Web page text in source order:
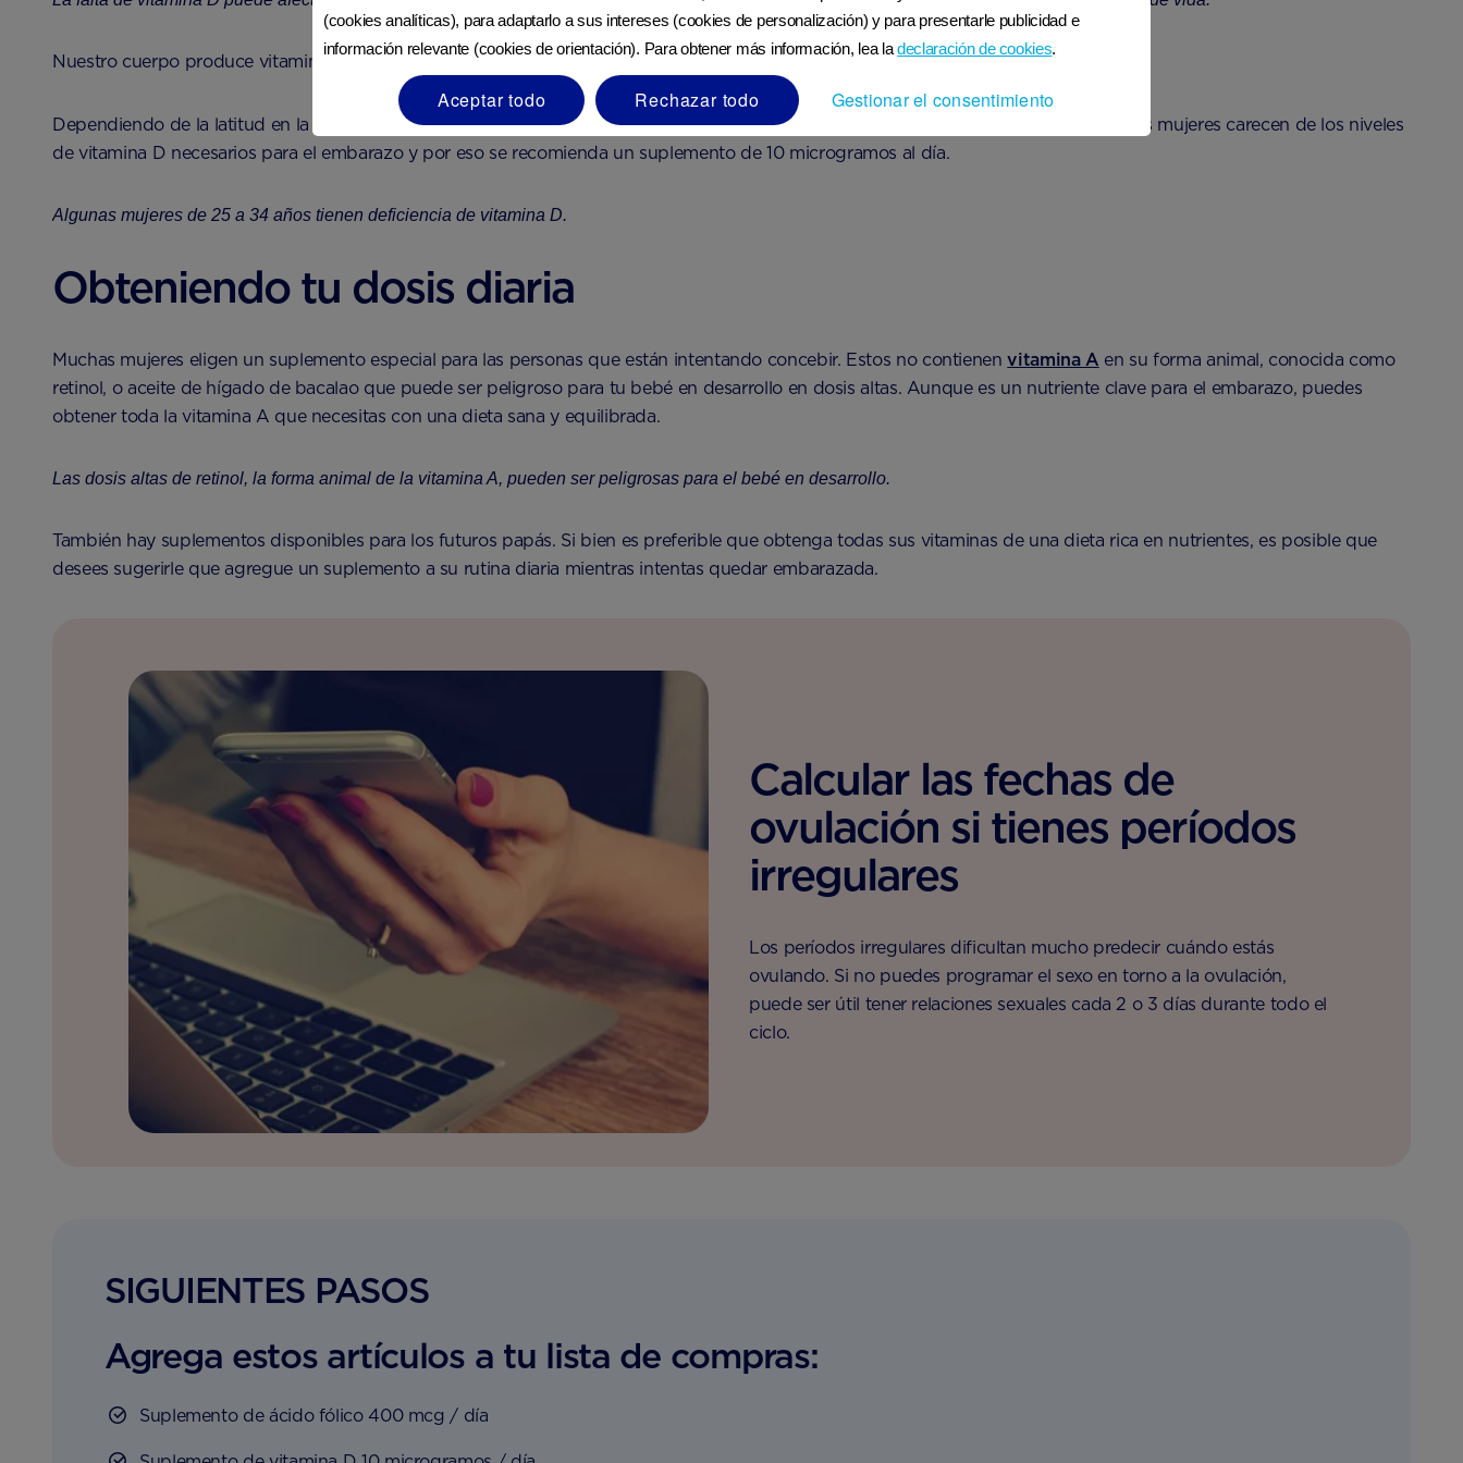
Nuestro cuerpo produce vitamina D cuando la piel se expone a los rayos UVB de la luz solar.
Dependiendo de la latitud en la que vivas, en ocasiones es difícil obtener suficiente vitamina D de la luz del sol. Es por eso que muchas mujeres carecen de los niveles
de vitamina D necesarios para el embarazo y por eso se recomienda un suplemento de 10 microgramos al día.
Algunas mujeres de 25 a 34 años tienen deficiencia de vitamina D.
Obteniendo tu dosis diaria
Muchas mujeres eligen un suplemento especial para las personas que están intentando concebir. Estos no contienenvitamina A en su forma animal, conocida como
retinol, o aceite de hígado de bacalao que puede ser peligroso para tu bebé en desarrollo en dosis altas. Aunque es un nutriente clave para el embarazo, puedes
obtener toda la vitamina A que necesitas con una dieta sana y equilibrada.
Las dosis altas de retinol, la forma animal de la vitamina A, pueden ser peligrosas para el bebé en desarrollo.
También hay suplementos disponibles para los futuros papás. Si bien es preferible que obtenga todas sus vitaminas de una dieta rica en nutrientes, es posible que
desees sugerirle que agregue un suplemento a su rutina diaria mientras intentas quedar embarazada.
Calcular las fechas de
ovulación si tienes períodos
irregulares
Los períodos irregulares dificultan mucho predecir cuándo estás
ovulando. Si no puedes programar el sexo en torno a la ovulación,
puede ser útil tener relaciones sexuales cada 2 o 3 días durante todo el
ciclo.
SIGUIENTES PASOS
Agrega estos artículos a tu lista de compras:
Suplemento de ácido fólico 400 mcg / día
(cookies analíticas), para adaptarlo a sus intereses (cookies de personalización) y para presentarle publicidad e
información relevante (cookies de orientación). Para obtener más información, lea ladeclaración de cookies.
Aceptar todo Rechazar todo Gestionar el consentimiento